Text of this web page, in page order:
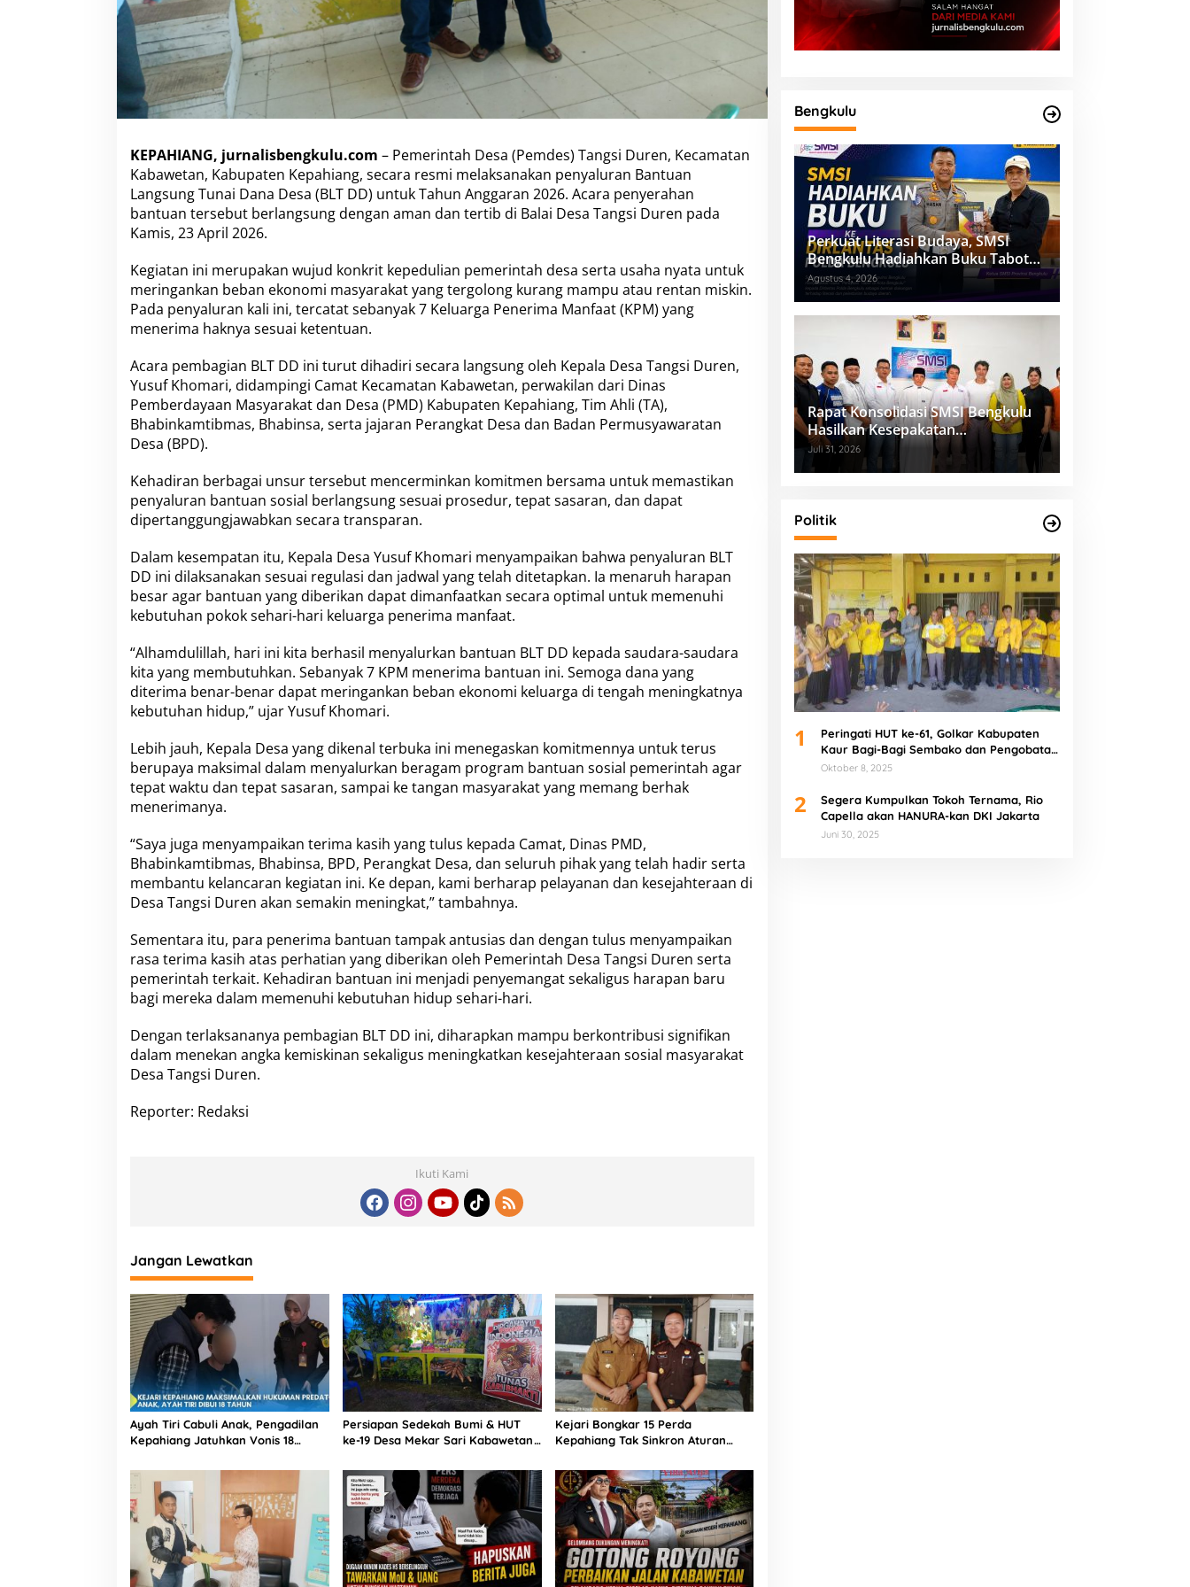
u
r
e
n
l
r
k
a
n
B
D
D
2
0
2
K
e
p
a
d
P
M
KEPAHIANG, jurnalisbengkulu.com – Pemerintah Desa (Pemdes) Tangsi Duren, Kecamatan
Kabawetan, Kabupaten Kepahiang, secara resmi melaksanakan penyaluran Bantuan
Langsung Tunai Dana Desa (BLT DD) untuk Tahun Anggaran 2026. Acara penyerahan
bantuan tersebut berlangsung dengan aman dan tertib di Balai Desa Tangsi Duren pada
Kamis, 23 April 2026.
Kegiatan ini merupakan wujud konkrit kepedulian pemerintah desa serta usaha nyata untuk
meringankan beban ekonomi masyarakat yang tergolong kurang mampu atau rentan miskin.
Pada penyaluran kali ini, tercatat sebanyak 7 Keluarga Penerima Manfaat (KPM) yang
menerima haknya sesuai ketentuan.
Acara pembagian BLT DD ini turut dihadiri secara langsung oleh Kepala Desa Tangsi Duren,
Yusuf Khomari, didampingi Camat Kecamatan Kabawetan, perwakilan dari Dinas
Pemberdayaan Masyarakat dan Desa (PMD) Kabupaten Kepahiang, Tim Ahli (TA),
Bhabinkamtibmas, Bhabinsa, serta jajaran Perangkat Desa dan Badan Permusyawaratan
Desa (BPD).
Kehadiran berbagai unsur tersebut mencerminkan komitmen bersama untuk memastikan
penyaluran bantuan sosial berlangsung sesuai prosedur, tepat sasaran, dan dapat
dipertanggungjawabkan secara transparan.
Dalam kesempatan itu, Kepala Desa Yusuf Khomari menyampaikan bahwa penyaluran BLT
DD ini dilaksanakan sesuai regulasi dan jadwal yang telah ditetapkan. Ia menaruh harapan
besar agar bantuan yang diberikan dapat dimanfaatkan secara optimal untuk memenuhi
kebutuhan pokok sehari-hari keluarga penerima manfaat.
“Alhamdulillah, hari ini kita berhasil menyalurkan bantuan BLT DD kepada saudara-saudara
kita yang membutuhkan. Sebanyak 7 KPM menerima bantuan ini. Semoga dana yang
diterima benar-benar dapat meringankan beban ekonomi keluarga di tengah meningkatnya
kebutuhan hidup,” ujar Yusuf Khomari.
Lebih jauh, Kepala Desa yang dikenal terbuka ini menegaskan komitmennya untuk terus
berupaya maksimal dalam menyalurkan beragam program bantuan sosial pemerintah agar
tepat waktu dan tepat sasaran, sampai ke tangan masyarakat yang memang berhak
menerimanya.
“Saya juga menyampaikan terima kasih yang tulus kepada Camat, Dinas PMD,
Bhabinkamtibmas, Bhabinsa, BPD, Perangkat Desa, dan seluruh pihak yang telah hadir serta
membantu kelancaran kegiatan ini. Ke depan, kami berharap pelayanan dan kesejahteraan di
Desa Tangsi Duren akan semakin meningkat,” tambahnya.
Sementara itu, para penerima bantuan tampak antusias dan dengan tulus menyampaikan
rasa terima kasih atas perhatian yang diberikan oleh Pemerintah Desa Tangsi Duren serta
pemerintah terkait. Kehadiran bantuan ini menjadi penyemangat sekaligus harapan baru
bagi mereka dalam memenuhi kebutuhan hidup sehari-hari.
Dengan terlaksananya pembagian BLT DD ini, diharapkan mampu berkontribusi signifikan
dalam menekan angka kemiskinan sekaligus meningkatkan kesejahteraan sosial masyarakat
Desa Tangsi Duren.
Reporter: Redaksi
Ikuti Kami
Jangan Lewatkan
Ayah Tiri Cabuli Anak, Pengadilan
Kepahiang Jatuhkan Vonis 18
Persiapan Sedekah Bumi & HUT
ke-19 Desa Mekar Sari Kabawetan
Besok
Kejari Bongkar 15 Perda
Kepahiang Tak Sinkron Aturan
Revisi Hingga Cabut!
Bengkulu
Perkuat Literasi Budaya, SMSI
Bengkulu Hadiahkan Buku Tabot
untuk Dirlantas Polda
Agustus 4, 2026
Rapat Konsolidasi SMSI Bengkulu
Hasilkan Kesepakatan
Pembentukan Pokja Newsroom
Kolaboratif
Juli 31, 2026
Politik
1
Peringati HUT ke-61, Golkar Kabupaten
Kaur Bagi-Bagi Sembako dan Pengobatan
Gratis
Oktober 8, 2025
2
Segera Kumpulkan Tokoh Ternama, Rio
Capella akan HANURA-kan DKI Jakarta
Juni 30, 2025